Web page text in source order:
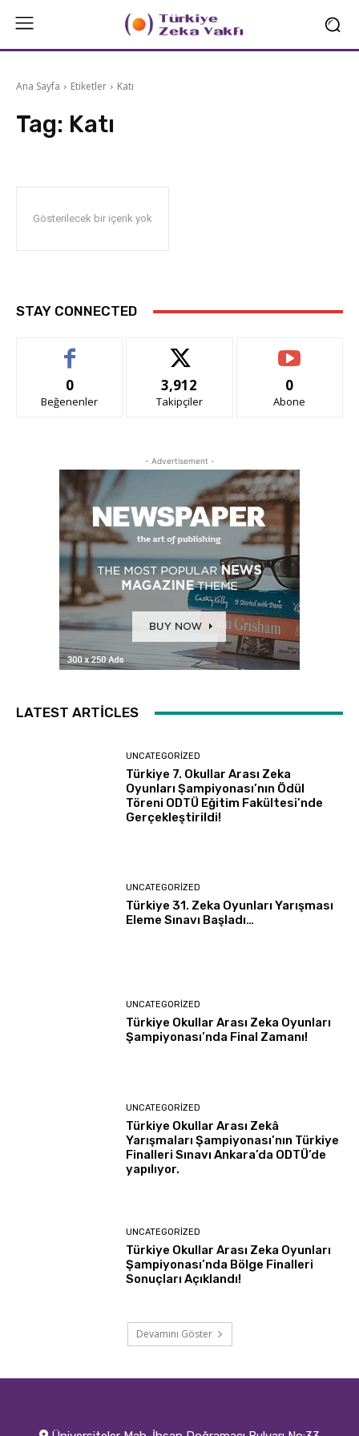
Ana Sayfa Etiketler Katı
Tag: Katı
Gösterilecek bir içerik yok
STAY CONNECTED
0
Beğenenler
3,912
Takipçiler
0
Abone
- Advertisement -
LATEST ARTICLES
UNCATEGORIZED
Türkiye 7. Okullar Arası Zeka
Oyunları Şampiyonası’nın Ödül
Töreni ODTÜ Eğitim Fakültesi’nde
Gerçekleştirildi!
UNCATEGORIZED
Türkiye 31. Zeka Oyunları Yarışması
Eleme Sınavı Başladı…
UNCATEGORIZED
Türkiye Okullar Arası Zeka Oyunları
Şampiyonası’nda Final Zamanı!
UNCATEGORIZED
Türkiye Okullar Arası Zekâ
Yarışmaları Şampiyonası’nın Türkiye
Finalleri Sınavı Ankara’da ODTÜ’de
yapılıyor.
UNCATEGORIZED
Türkiye Okullar Arası Zeka Oyunları
Şampiyonası’nda Bölge Finalleri
Sonuçları Açıklandı!
Devamını Göster